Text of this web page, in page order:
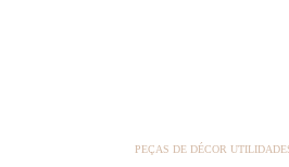
PEÇAS DE DÉCOR